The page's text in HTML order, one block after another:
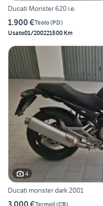
Ducati Monster 620 i.e.
1.900 €Teolo(PD)
Usato01/200221500 Km
4
Ducati monster dark 2001
Termoli(CB)